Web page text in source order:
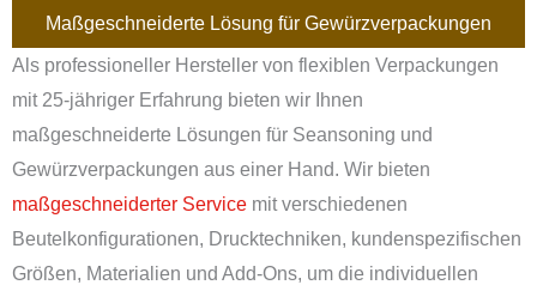
Maßgeschneiderte Lösung für Gewürzverpackungen
Als professioneller Hersteller von flexiblen Verpackungen
mit 25-jähriger Erfahrung bieten wir Ihnen
maßgeschneiderte Lösungen für Seansoning und
Gewürzverpackungen aus einer Hand. Wir bieten
maßgeschneiderter Service mit verschiedenen
Beutelkonfigurationen, Drucktechniken, kundenspezifischen
Größen, Materialien und Add-Ons, um die individuellen